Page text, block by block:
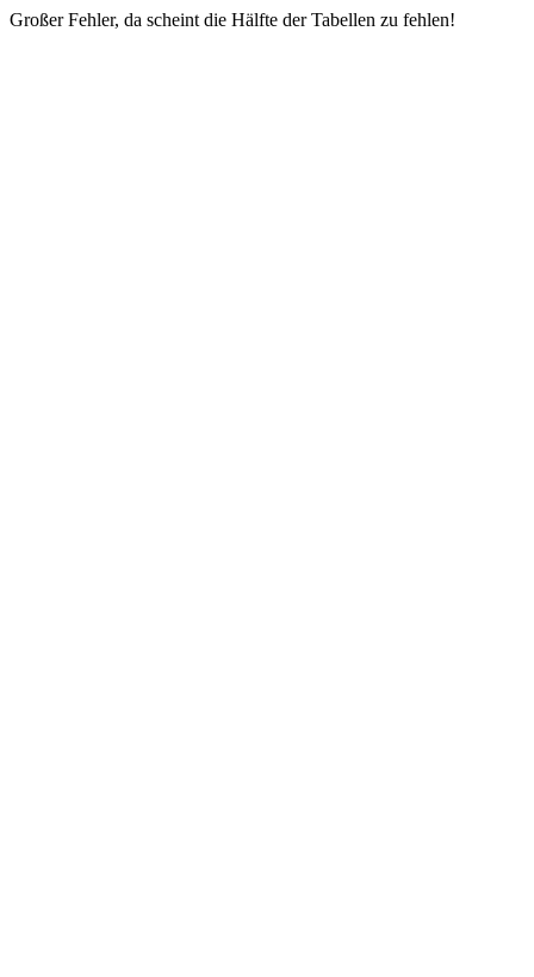
Großer Fehler, da scheint die Hälfte der Tabellen zu fehlen!